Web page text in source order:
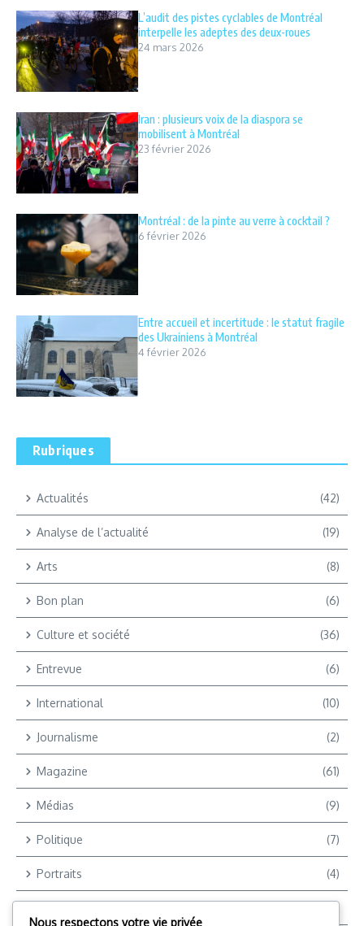
L’audit des pistes cyclables de Montréal
interpelle les adeptes des deux-roues
24 mars 2026
Iran : plusieurs voix de la diaspora se
mobilisent à Montréal
23 février 2026
Montréal : de la pinte au verre à cocktail ?
6 février 2026
Entre accueil et incertitude : le statut fragile
des Ukrainiens à Montréal
4 février 2026
Rubriques
Actualités (42)
Analyse de l’actualité (19)
Arts (8)
Bon plan (6)
Culture et société (36)
Entrevue (6)
International (10)
Journalisme (2)
Magazine (61)
Médias (9)
Politique (7)
Portraits (4)
(9)
Nous respectons votre vie privée